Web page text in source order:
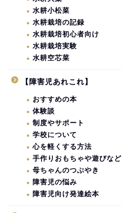
水耕小松菜
水耕栽培の記録
水耕栽培初心者向け
水耕栽培実験
水耕空芯菜
【障害児あれこれ】
おすすめの本
体験談
制度やサポート
学校について
心を軽くする方法
手作りおもちゃや遊びなど
母ちゃんのつぶやき
障害児の悩み
障害児向け発達絵本